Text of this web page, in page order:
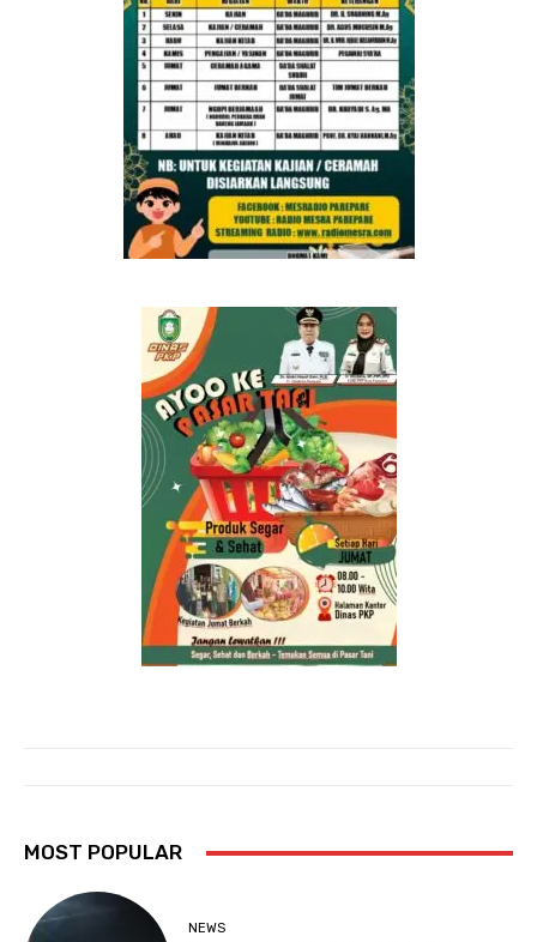
MOST POPULAR
NEWS